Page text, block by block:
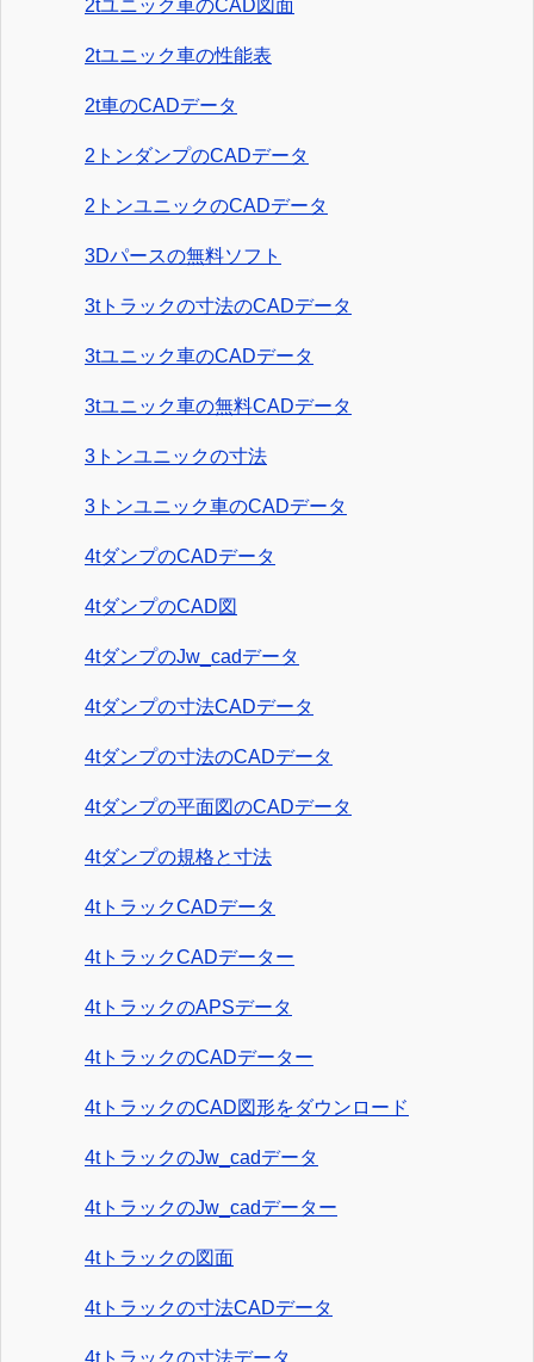
2tユニック車のCAD図面
2tユニック車の性能表
2t車のCADデータ
2トンダンプのCADデータ
2トンユニックのCADデータ
3Dパースの無料ソフト
3tトラックの寸法のCADデータ
3tユニック車のCADデータ
3tユニック車の無料CADデータ
3トンユニックの寸法
3トンユニック車のCADデータ
4tダンプのCADデータ
4tダンプのCAD図
4tダンプのJw_cadデータ
4tダンプの寸法CADデータ
4tダンプの寸法のCADデータ
4tダンプの平面図のCADデータ
4tダンプの規格と寸法
4tトラックCADデータ
4tトラックCADデーター
4tトラックのAPSデータ
4tトラックのCADデーター
4tトラックのCAD図形をダウンロード
4tトラックのJw_cadデータ
4tトラックのJw_cadデーター
4tトラックの図面
4tトラックの寸法CADデータ